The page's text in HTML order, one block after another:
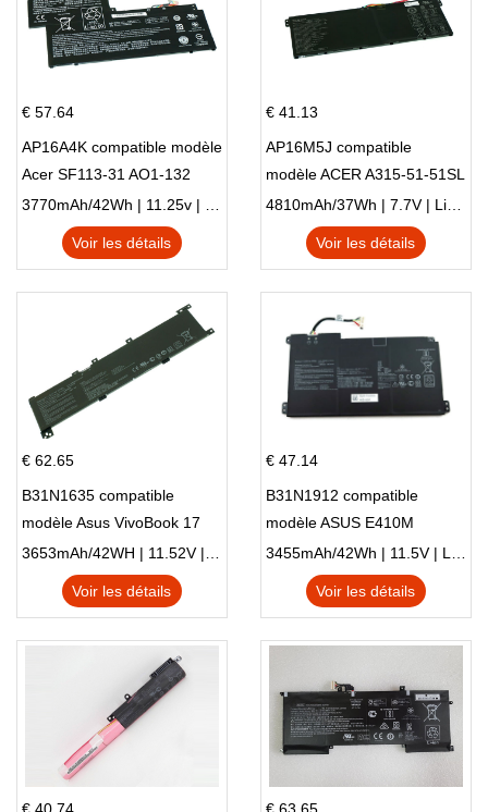
€ 57.64
AP16A4K compatible modèle
Acer SF113-31 AO1-132
NE132
3770mAh/42Wh | 11.25v | Li-ion ...
Voir les détails
€ 41.13
AP16M5J compatible
modèle ACER A315-51-51SL
N17Q1 SERIES
4810mAh/37Wh | 7.7V | Li-ion ...
Voir les détails
€ 62.65
B31N1635 compatible
modèle Asus VivoBook 17
X705NC X705UA X705UV
X705UN X705UD
3653mAh/42WH | 11.52V | Li-ion ...
Voir les détails
€ 47.14
B31N1912 compatible
modèle ASUS E410M
E410MA L410MA
3455mAh/42Wh | 11.5V | Li-ion ...
Voir les détails